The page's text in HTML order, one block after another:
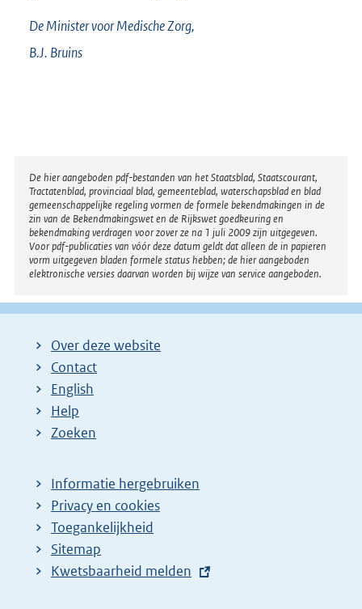
De Minister voor Medische Zorg,
B.J. Bruins
Disclaimer
De hier aangeboden pdf-bestanden van het Staatsblad, Staatscourant,
Tractatenblad, provinciaal blad, gemeenteblad, waterschapsblad en blad
gemeenschappelijke regeling vormen de formele bekendmakingen in de
zin van de Bekendmakingswet en de Rijkswet goedkeuring en
bekendmaking verdragen voor zover ze na 1 juli 2009 zijn uitgegeven.
Voor pdf-publicaties van vóór deze datum geldt dat alleen de in papieren
vorm uitgegeven bladen formele status hebben; de hier aangeboden
elektronische versies daarvan worden bij wijze van service aangeboden.
Over deze website
Contact
English
Help
Zoeken
Informatie hergebruiken
Privacy en cookies
Toegankelijkheid
Sitemap
E
Kwetsbaarheid melden